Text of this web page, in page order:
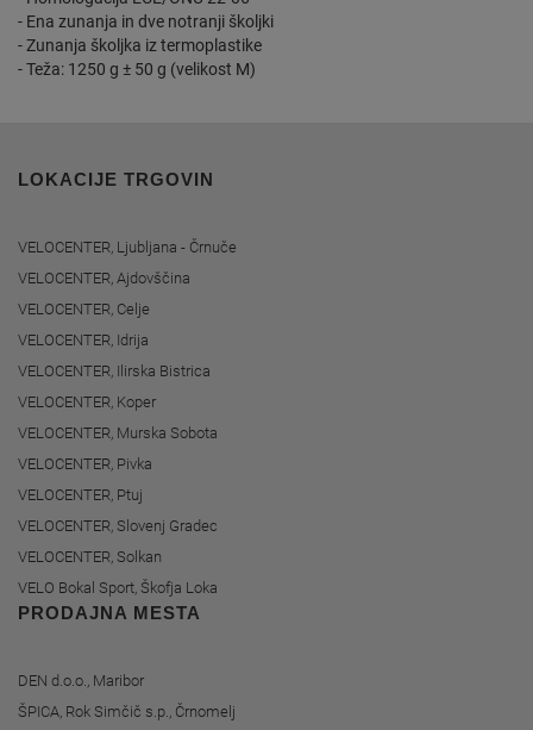
- Ena zunanja in dve notranji školjki
- Zunanja školjka iz termoplastike
- Teža: 1250 g ± 50 g (velikost M)
LOKACIJE TRGOVIN
VELOCENTER, Ljubljana - Črnuče
VELOCENTER, Ajdovščina
VELOCENTER, Celje
VELOCENTER, Idrija
VELOCENTER, Ilirska Bistrica
VELOCENTER, Koper
VELOCENTER, Murska Sobota
VELOCENTER, Pivka
VELOCENTER, Ptuj
VELOCENTER, Slovenj Gradec
VELOCENTER, Solkan
VELO Bokal Sport, Škofja Loka
PRODAJNA MESTA
DEN d.o.o., Maribor
ŠPICA, Rok Simčič s.p., Črnomelj